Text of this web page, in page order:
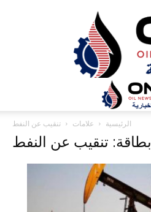
ONA™
NEWS
/
أونا
الاخبارية
الرئيسية علامات تنقيب عن النفط
بطاقة: تنقيب عن النفط